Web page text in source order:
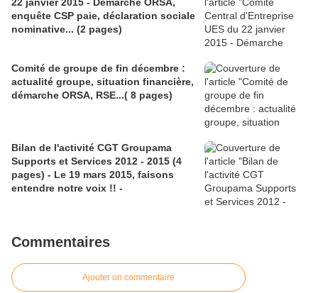
enquête CSP paie, déclaration sociale
nominative... (2 pages)
Comité de groupe de fin décembre :
actualité groupe, situation financière,
démarche ORSA, RSE...( 8 pages)
Bilan de l'activité CGT Groupama
Supports et Services 2012 - 2015 (4
pages) - Le 19 mars 2015, faisons
entendre notre voix !! -
Commentaires
Ajouter un commentaire